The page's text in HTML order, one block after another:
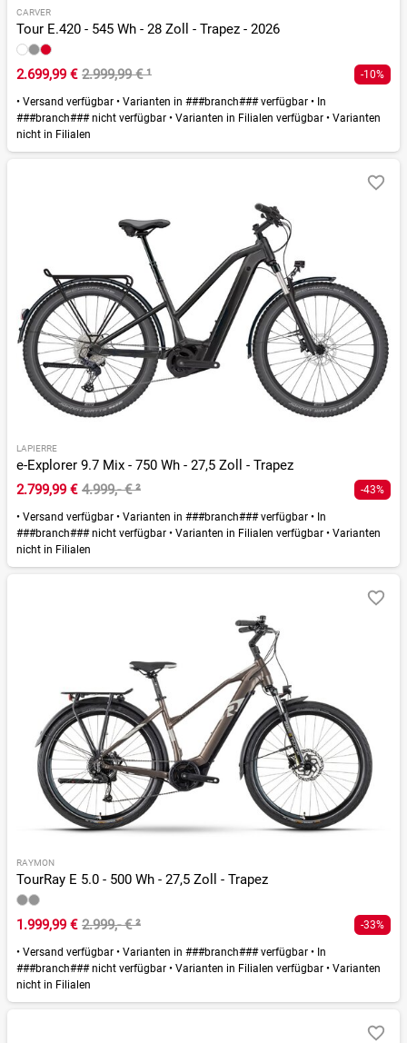
CARVER
Tour E.420 - 545 Wh - 28 Zoll - Trapez - 2026
2.699,99 € 2.999,99 €¹ -10%
• Versand verfügbar • Varianten in ###branch### verfügbar • In
###branch### nicht verfügbar • Varianten in Filialen verfügbar • Varianten
nicht in Filialen
LAPIERRE
e-Explorer 9.7 Mix - 750 Wh - 27,5 Zoll - Trapez
2.799,99 € 4.999,- €² -43%
• Versand verfügbar • Varianten in ###branch### verfügbar • In
###branch### nicht verfügbar • Varianten in Filialen verfügbar • Varianten
nicht in Filialen
RAYMON
TourRay E 5.0 - 500 Wh - 27,5 Zoll - Trapez
1.999,99 € 2.999,- €² -33%
• Versand verfügbar • Varianten in ###branch### verfügbar • In
###branch### nicht verfügbar • Varianten in Filialen verfügbar • Varianten
nicht in Filialen